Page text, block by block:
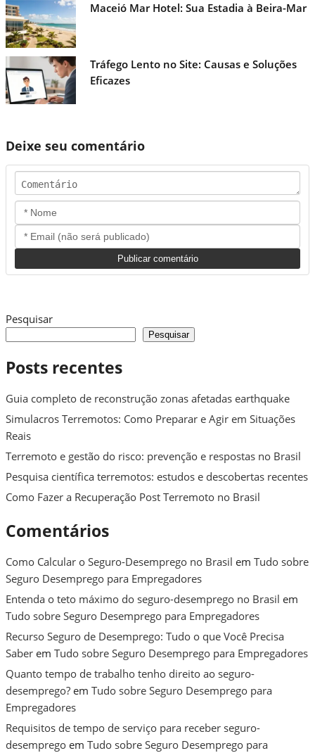
Maceió Mar Hotel: Sua Estadia à Beira-Mar
Tráfego Lento no Site: Causas e Soluções
Eficazes
Deixe seu comentário
Pesquisar
Pesquisar
Posts recentes
Guia completo de reconstrução zonas afetadas earthquake
Simulacros Terremotos: Como Preparar e Agir em Situações
Reais
Terremoto e gestão do risco: prevenção e respostas no Brasil
Pesquisa científica terremotos: estudos e descobertas recentes
Como Fazer a Recuperação Post Terremoto no Brasil
Comentários
Como Calcular o Seguro-Desemprego no Brasil em Tudo sobre
Seguro Desemprego para Empregadores
Entenda o teto máximo do seguro-desemprego no Brasil em
Tudo sobre Seguro Desemprego para Empregadores
Recurso Seguro de Desemprego: Tudo o que Você Precisa
Saber em Tudo sobre Seguro Desemprego para Empregadores
Quanto tempo de trabalho tenho direito ao seguro-
desemprego? em Tudo sobre Seguro Desemprego para
Empregadores
Requisitos de tempo de serviço para receber seguro-
desemprego em Tudo sobre Seguro Desemprego para